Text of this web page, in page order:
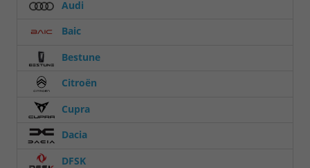
Audi
Baic
Bestune
Citroën
Cupra
Dacia
DFSK